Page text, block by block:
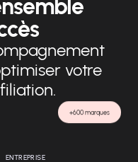
+600 marques
votre
ENTREPRISE